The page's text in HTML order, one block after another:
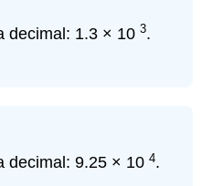
decimal: 1.3 × 103.
decimal: 9.25 × 104.